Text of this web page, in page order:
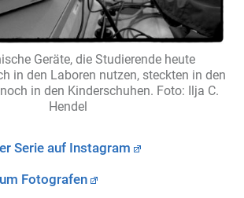
Geräte, die Studierende heute
in den Laboren nutzen, steckten in den
in den Kinderschuhen. Foto: Ilja C.
Hendel
Serie auf Instagram
Fotografen